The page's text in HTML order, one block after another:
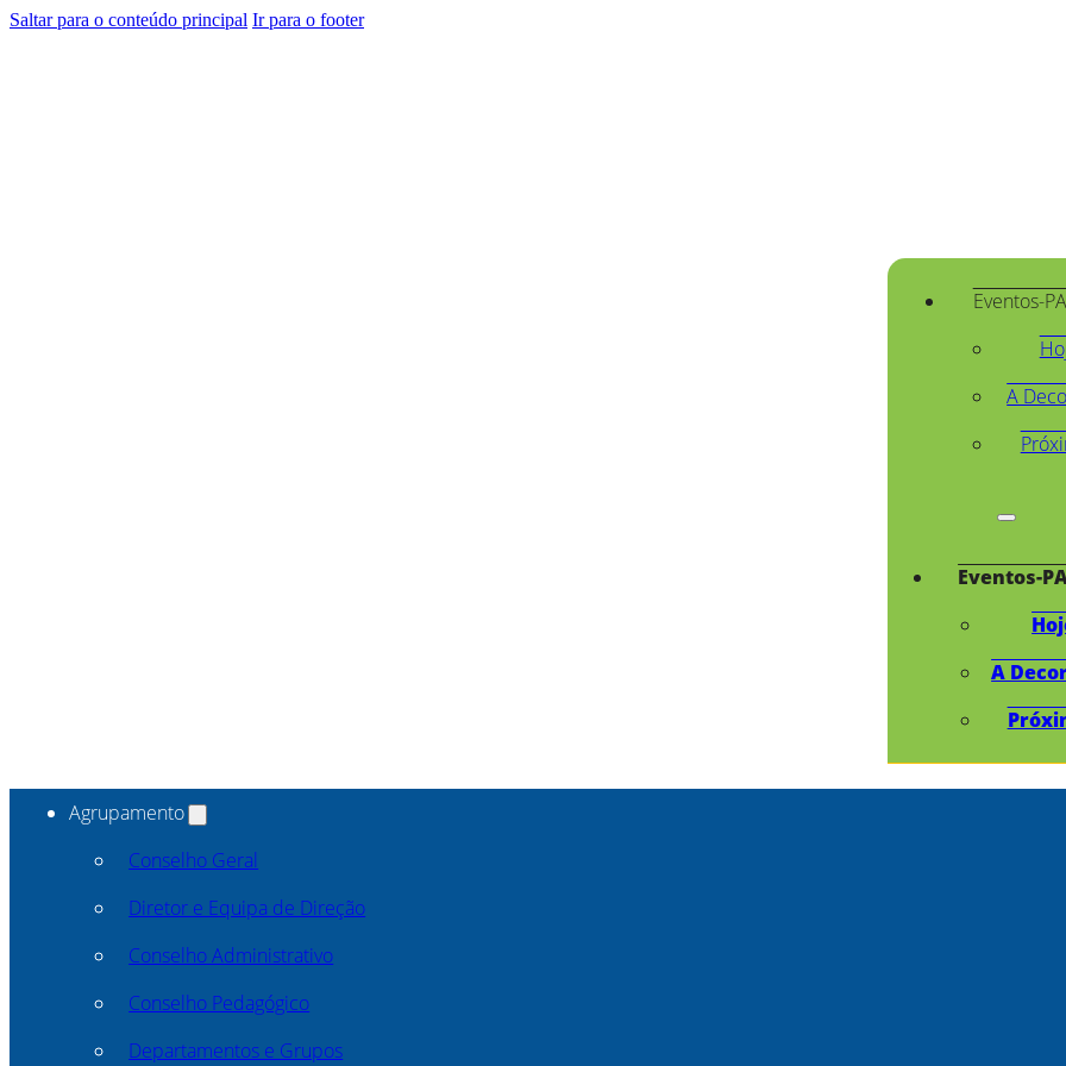
Saltar para o conteúdo principal Ir para o footer
Eventos-
A
Eventos-
A
Agrupamento
Conselho Geral
Diretor e Equipa de Direção
Conselho Administrativo
Conselho Pedagógico
Departamentos e Grupos